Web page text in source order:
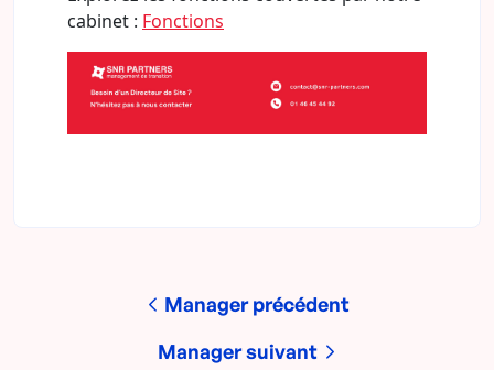
cabinet : Fonctions
Manager précédent
Manager suivant